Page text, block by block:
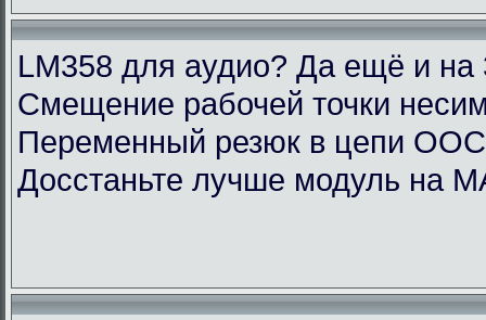
LM358 для аудио? Да ещё и на
Смещение рабочей точки
Переменный резюк в цепи
Досстаньте лучше модуль на